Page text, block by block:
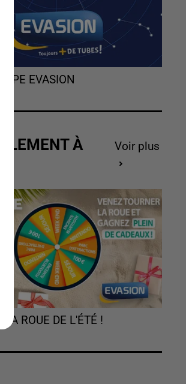
EVASION
À
Voir plus
LA ROUE DE L'ÉTÉ !